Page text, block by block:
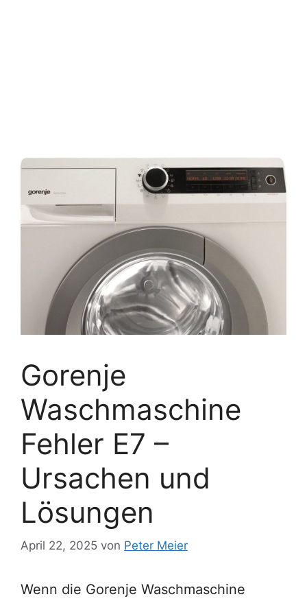
Gorenje
Waschmaschine
Fehler E7 –
Ursachen und
Lösungen
April 22, 2025 von Peter Meier
Wenn die Gorenje Waschmaschine